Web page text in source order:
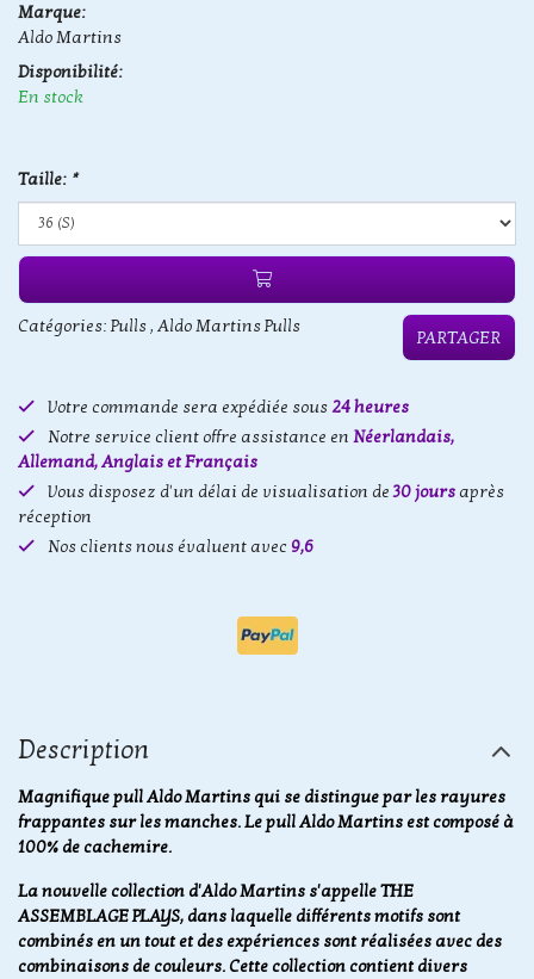
Marque:
Aldo Martins
Disponibilité:
En stock
Taille: *
Catégories: Pulls, Aldo Martins Pulls
PARTAGER
Votre commande sera expédiée sous24 heures
Notre service client offre assistance en Néerlandais,
Allemand, Anglais et Français
Vous disposez d'un délai de visualisation de30 jours après
réception
Nos clients nous évaluent avec 9,6
Description
Magnifique pull Aldo Martins qui se distingue par les rayures
frappantes sur les manches. Le pull Aldo Martins est composé à
100% de cachemire.
La nouvelle collection d'Aldo Martins s'appelle THE
ASSEMBLAGE PLAYS, dans laquelle différents motifs sont
combinés en un tout et des expériences sont réalisées avec des
combinaisons de couleurs. Cette collection contient divers